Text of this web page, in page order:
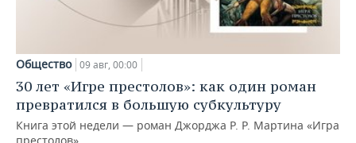
Общество 09 авг, 00:00
30 лет «Игре престолов»: как один роман
превратился в большую субкультуру
Книга этой недели — роман Джорджа Р. Р. Мартина «Игра